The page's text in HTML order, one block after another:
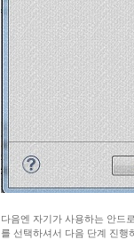
다음엔 자기가 사용하는 안드
를 선택하셔서 다음 단계 진행